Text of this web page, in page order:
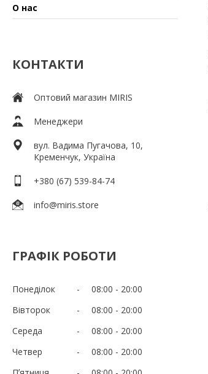
О нас
КОНТАКТИ
Оптовий магазин MIRIS
Менеджери
вул. Вадима Пугачова, 10,
Кременчук, Україна
+380 (67) 539-84-74
info@miris.store
ГРАФІК РОБОТИ
Понеділок 08:00
20:00
Вівторок
08:00
20:00
Середа
08:00
20:00
Четвер
08:00
20:00